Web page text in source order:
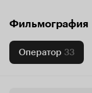
Фильмография
Оператор 33